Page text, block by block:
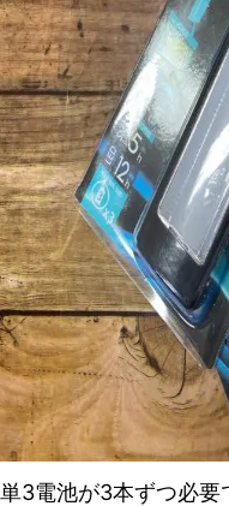
単3電池が3本ずつ必要